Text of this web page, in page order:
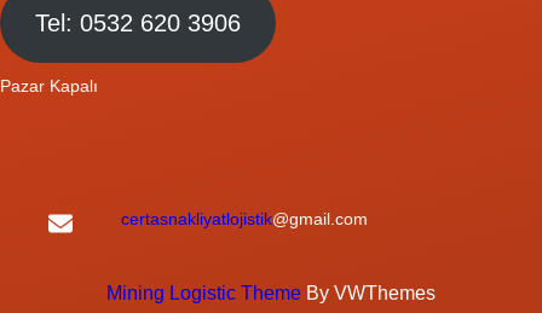
Tel: 0532 620 3906
Pazar Kapalı
certasnakliyatlojistik@gmail.com
Mining Logistic Theme By VWThemes